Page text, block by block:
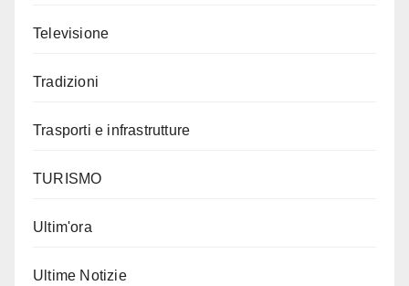
Televisione
Tradizioni
Trasporti e infrastrutture
TURISMO
Ultim'ora
Ultime Notizie